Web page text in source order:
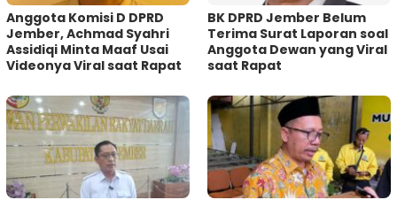
Anggota Komisi D DPRD
Jember, Achmad Syahri
Assidiqi Minta Maaf Usai
Videonya Viral saat Rapat
BK DPRD Jember Belum
Terima Surat Laporan soal
Anggota Dewan yang Viral
saat Rapat